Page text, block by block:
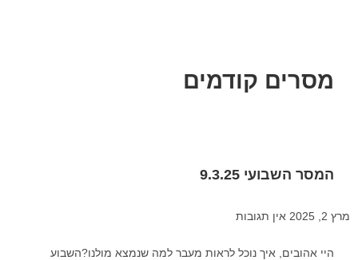
מסרים קודמים
המסר השבועי 9.3.25
מרץ 2, 2025 אין תגובות
היי אהובים, איך נוכל לראות מעבר למה שנמצא מולנו?השבוע